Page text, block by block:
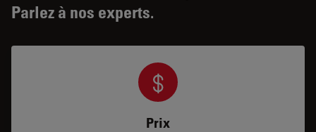
Parlez à nos experts.
Prix